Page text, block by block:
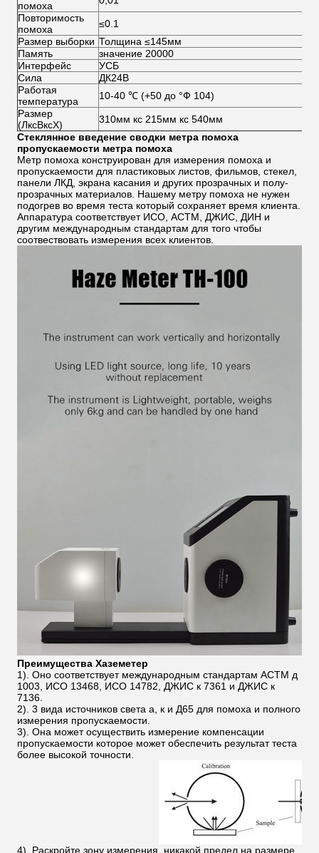
помоха
Повторимость
помоха
≤0.1
Размер выборки Толщина ≤145мм
Память
значение 20000
Интерфейс
УСБ
Сила
ДК24В
Работая
температура
10-40 ℃ (+50 до °Ф 104)
Размер
(ЛксВксХ)
310мм кс 215мм кс 540мм
Стеклянное введение сводки метра помоха
пропускаемости метра помоха
Метр помоха конструирован для измерения помоха и
пропускаемости для пластиковых листов, фильмов, стекел,
панели ЛКД, экрана касания и других прозрачных и полу-
прозрачных материалов. Нашему метру помоха не нужен
подогрев во время теста который сохраняет время клиента.
Аппаратура соответствует ИСО, АСТМ, ДЖИС, ДИН и
другим международным стандартам для того чтобы
соотвествовать измерения всех клиентов.
Преимущества Хаземетер
1). Оно соответствует международным стандартам АСТМ д
1003, ИСО 13468, ИСО 14782, ДЖИС к 7361 и ДЖИС к
7136.
2). 3 вида источников света а, к и Д65 для помоха и полного
измерения пропускаемости.
3). Она может осуществить измерение компенсации
пропускаемости которое может обеспечить результат теста
более высокой точности.
4). Раскройте зону измерения, никакой предел на размере